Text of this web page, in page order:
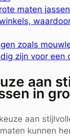
maten
zoals
zijn voor een
aan
in
aan
kunnen